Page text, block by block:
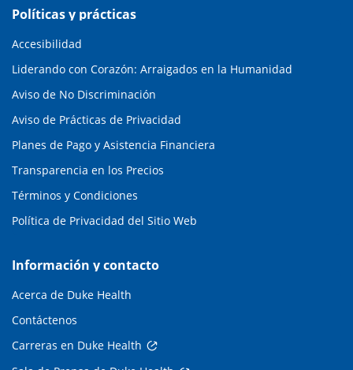
Políticas y prácticas
Accesibilidad
Liderando con Corazón: Arraigados en la Humanidad
Aviso de No Discriminación
Aviso de Prácticas de Privacidad
Planes de Pago y Asistencia Financiera
Transparencia en los Precios
Términos y Condiciones
Política de Privacidad del Sitio Web
Información y contacto
Acerca de Duke Health
Contáctenos
Carreras en Duke Health